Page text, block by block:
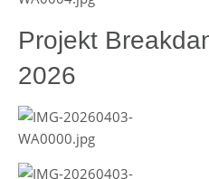
Projekt
2026